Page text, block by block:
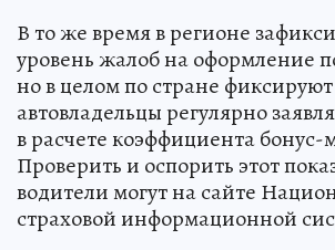
В то же время в регионе
уровень жалоб на оформление
но в целом по стране
автовладельцы регулярно
в расчете коэффициента
Проверить и оспорить этот
водители могут на сайте
страховой информационной